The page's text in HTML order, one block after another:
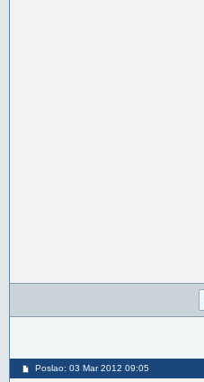
Poslao: 03 Mar 2012 09:05